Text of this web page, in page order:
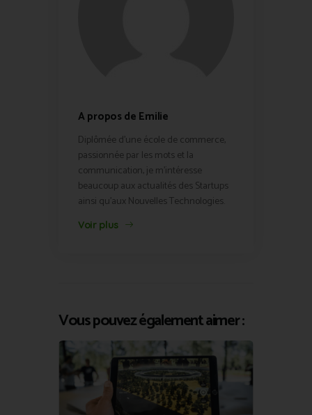
A propos de Emilie
Diplômée d'une école de commerce,
passionnée par les mots et la
communication, je m'intéresse
beaucoup aux actualités des Startups
ainsi qu'aux Nouvelles Technologies.
Voir plus
Vous pouvez également aimer :